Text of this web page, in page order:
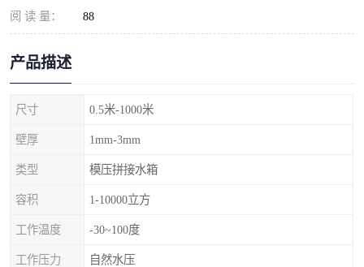
阅 读 量： 88
产品描述
尺寸 0.5米-1000米
壁厚 1mm-3mm
类型 模压拼接水箱
容积 1-10000立方
工作温度 -30~100度
工作压力 自然水压